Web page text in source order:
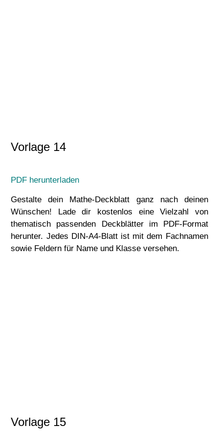
Vorlage 14
PDF herunterladen
Gestalte dein Mathe-Deckblatt ganz nach deinen
Wünschen! Lade dir kostenlos eine Vielzahl von
thematisch passenden Deckblätter im PDF-Format
herunter. Jedes DIN-A4-Blatt ist mit dem Fachnamen
sowie Feldern für Name und Klasse versehen.
Vorlage 15